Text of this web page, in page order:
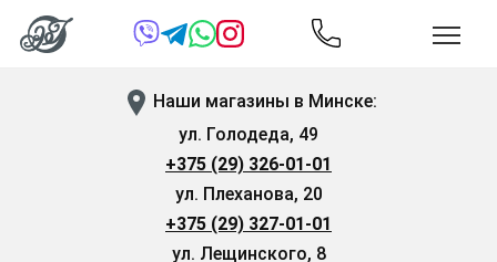
Наши магазины в Минске:
ул. Голодеда, 49
+375 (29) 326-01-01
ул. Плеханова, 20
+375 (29) 327-01-01
ул. Лещинского, 8